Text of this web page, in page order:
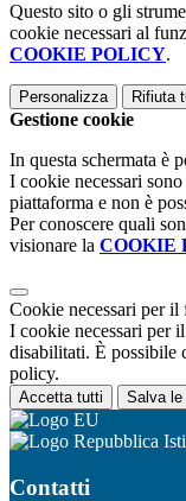
Questo sito o gli
cookie necessari al
COOKIE POLICY.
Personalizza Rifiuta
Gestione cookie
In questa schermata è
I cookie necessari
piattaforma e non è
Per conoscere quali
visionare la COOKIE
Cookie necessari per il
I cookie necessari per
disabilitati. È possibile
policy.
Accetta tutti Salva le
Contatti